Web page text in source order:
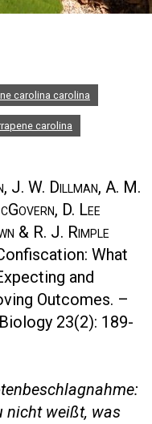
carolina carolina
carolina
J. W. Dillman, A. M.
D. Lee
& R. J. Rimple
What
and
Outcomes. –
23(2): 189-
nicht weißt, was